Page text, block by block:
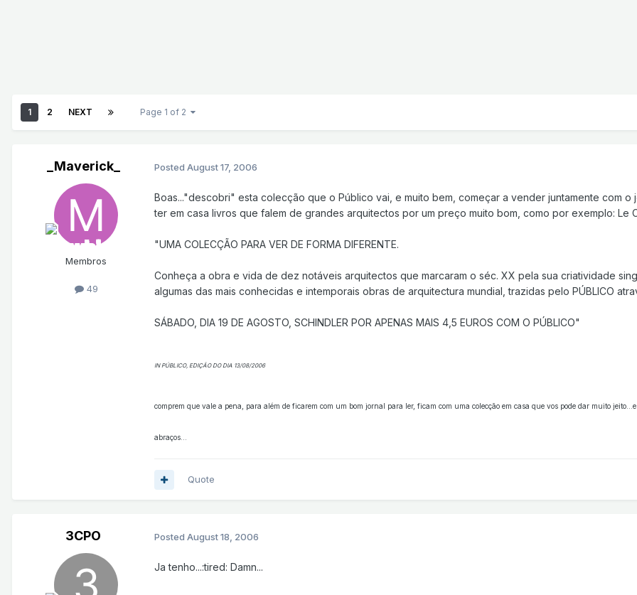
1 2 NEXT Page 1 of 2
_Maverick_
Membros
49
Posted August 17, 2006
Boas..."descobri" esta colecção que o Público vai, e muito bem, começar a vender juntamente com
ter em casa livros que falem de grandes arquitectos por um preço muito bom, como por exemplo: Le
"UMA COLECÇÃO PARA VER DE FORMA DIFERENTE.
Conheça a obra e vida de dez notáveis arquitectos que marcaram o séc. XX pela sua criatividade
algumas das mais conhecidas e intemporais obras de arquitectura mundial, trazidas pelo PÚBLICO
SÁBADO, DIA 19 DE AGOSTO, SCHINDLER POR APENAS MAIS 4,5 EUROS COM O PÚBLICO"
IN PÚBLICO, EDIÇÃO DO DIA 13/08/2006
comprem que vale a pena, para além de ficarem com um bom jornal para ler, ficam com uma colecção em casa que vos pode dar muito
abraços...
Quote
3CPO Posted August 18, 2006
Ja tenho...:tired: Damn...